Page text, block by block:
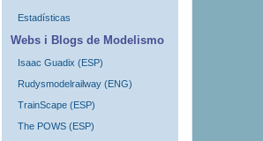
Estadísticas
Webs i Blogs de Modelismo
Isaac Guadix (ESP)
Rudysmodelrailway (ENG)
TrainScape (ESP)
The POWS (ESP)